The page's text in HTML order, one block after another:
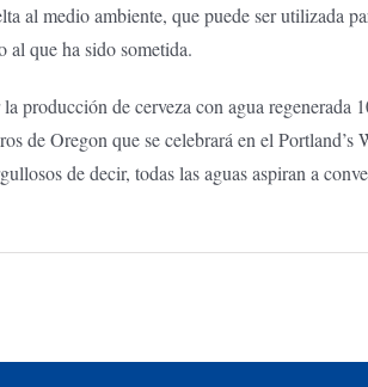
al medio ambiente, que puede ser utilizada
al que ha sido sometida.
producción de cerveza con agua
de Oregon que se celebrará en el
de decir, todas las aguas aspiran a